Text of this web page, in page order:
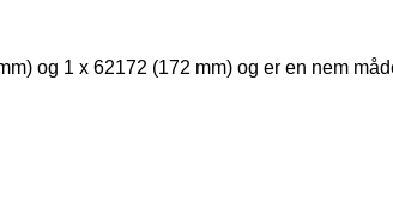
og 1 x 62172 (172 mm) og er en nem